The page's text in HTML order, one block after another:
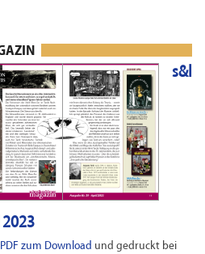
s&l
PDF zum Download und gedruckt bei